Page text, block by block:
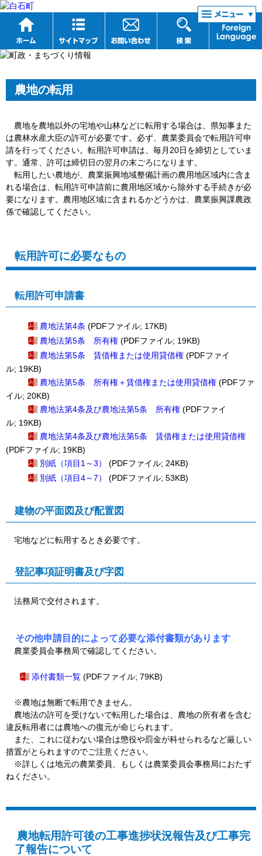
リンク集
農地の転用
農地を農地以外の宅地や山林などに転用する場合は、県知事また
は農林水産大臣の許可が必要です。必ず、農業委員会で転用許可申
請を行ってください。転用許可申請は、毎月20日を締切としていま
す。通常、許可は締切日の翌月の末ごろになります。
転用したい農地が、農業振興地域整備計画の農用地区域内に含ま
れる場合は、転用許可申請前に農用地区域から除外する手続きが必
要になります。農用地区域に含まれるかどうかは、農業振興課農政
係で確認してください。
転用許可に必要なもの
転用許可申請書
農地法第4条 (PDFファイル; 17KB)
農地法第5条 所有権 (PDFファイル; 19KB)
農地法第5条 賃借権または使用貸借権 (PDFファイ
ル; 19KB)
農地法第5条 所有権＋賃借権または使用貸借権 (PDFファ
イル; 20KB)
農地法第4条及び農地法第5条 所有権 (PDFファイ
ル; 19KB)
農地法第4条及び農地法第5条 賃借権または使用貸借権
(PDFファイル; 19KB)
別紙（項目1～3）
(PDFファイル; 24KB)
別紙（項目4～7）
(PDFファイル; 53KB)
建物の平面図及び配置図
宅地などに転用するとき必要です。
登記事項証明書及び字図
法務局で交付されます。
その他申請目的によって必要な添付書類があります
農業委員会事務局で確認してください。
添付書類一覧 (PDFファイル; 79KB)
※農地は無断で転用できません。
農地法の許可を受けないで転用した場合は、農地の所有者を含む
違反転用者には農地への復元が命じられます。
また、これに従わない場合は懲役や罰金が科せられるなど厳しい
措置がとられますのでご注意ください。
※詳しくは地元の農業委員、もしくは農業委員会事務局におたず
ねください。
農地転用許可後の工事進捗状況報告及び工事完
了報告について